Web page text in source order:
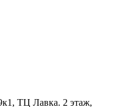
ТЦ Лавка. 2 этаж,